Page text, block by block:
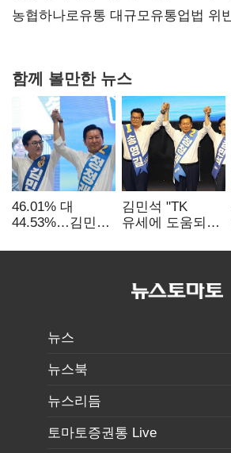
확대
농협하나로유통 대규모유통업법 위
함께 볼만한 뉴스
46.01% 대
44.53%…김민석·
'초박빙'(종합
김민석 "TK
유세에 도움되는
"벌써 대표된 양
뉴스
뉴스북
뉴스리듬
토마토증권통 Live